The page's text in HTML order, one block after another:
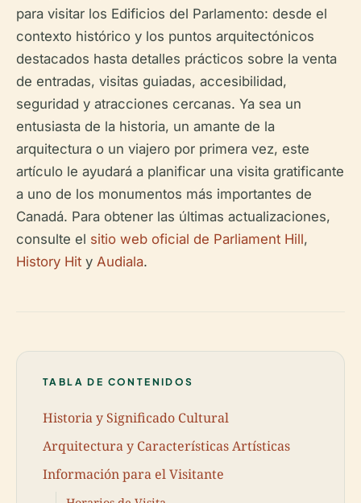
para visitar los Edificios del Parlamento: desde el
contexto histórico y los puntos arquitectónicos
destacados hasta detalles prácticos sobre la venta
de entradas, visitas guiadas, accesibilidad,
seguridad y atracciones cercanas. Ya sea un
entusiasta de la historia, un amante de la
arquitectura o un viajero por primera vez, este
artículo le ayudará a planificar una visita gratificante
a uno de los monumentos más importantes de
Canadá. Para obtener las últimas actualizaciones,
consulte el sitio web oficial de Parliament Hill,
History Hit y Audiala.
TABLA DE CONTENIDOS
Historia y Significado Cultural
Arquitectura y Características Artísticas
Información para el Visitante